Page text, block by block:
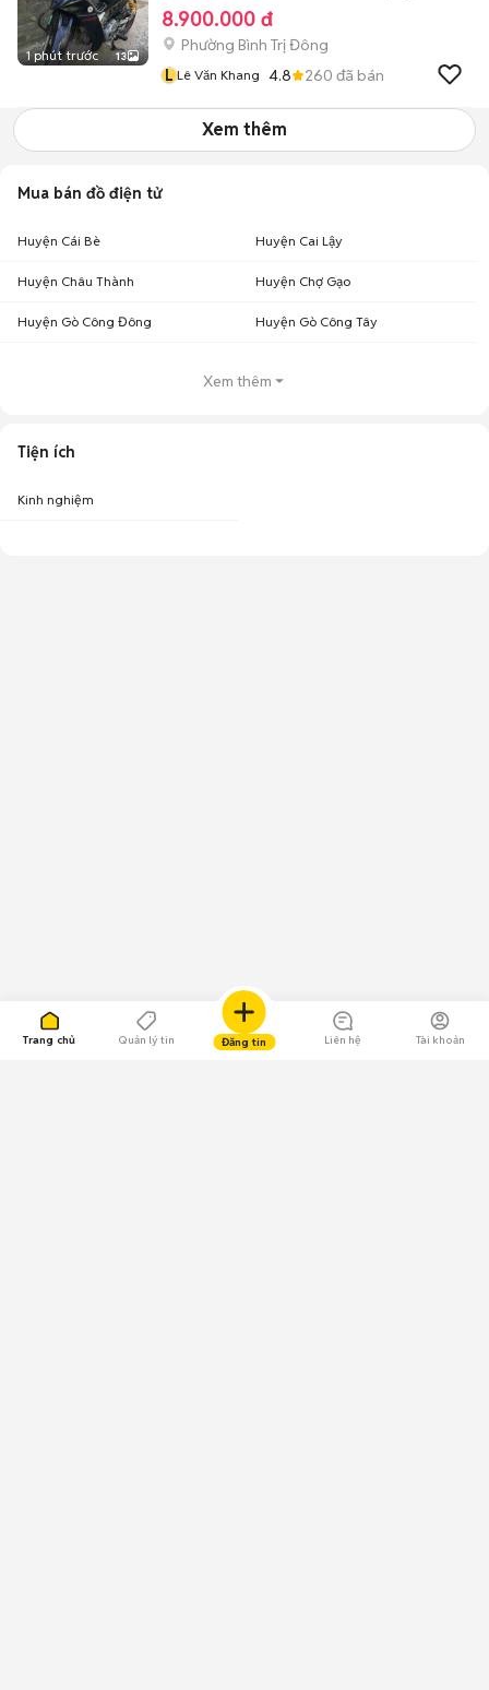
Trang chủ Quản lý tin Đăng tin Liên hệ Tài khoản
1 phút trước 13
8.900.000 đ
Phường Bình Trị Đông
L Lê Văn Khang 4.8 260 đã bán
Xem thêm
Mua bán đồ điện tử
Huyện Cái Bè Huyện Cai Lậy
Huyện Châu Thành Huyện Chợ Gạo
Huyện Gò Công Đông Huyện Gò Công Tây
Xem thêm
Tiện ích
Kinh nghiệm